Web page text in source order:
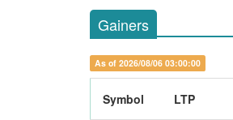
Gainers
As of 2026/08/06 03:00:00
Symbol LTP